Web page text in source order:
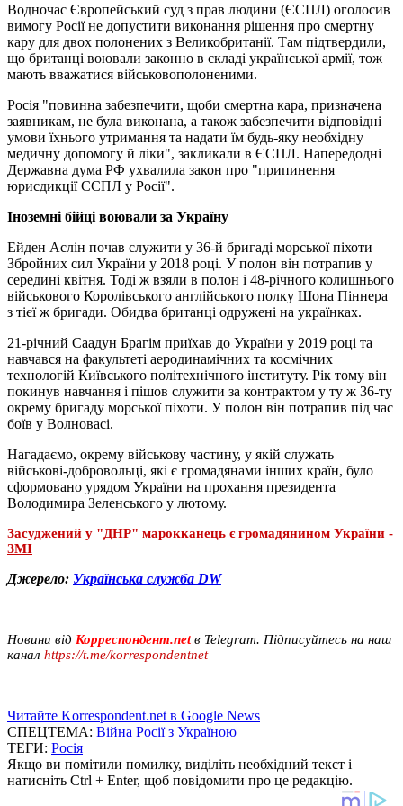
Водночас Європейський суд з прав людини (ЄСПЛ) оголосив
вимогу Росії не допустити виконання рішення про смертну
кару для двох полонених з Великобританії. Там підтвердили,
що британці воювали законно в складі української армії, тож
мають вважатися військовополоненими.
Росія "повинна забезпечити, щоби смертна кара, призначена
заявникам, не була виконана, а також забезпечити відповідні
умови їхнього утримання та надати їм будь-яку необхідну
медичну допомогу й ліки", закликали в ЄСПЛ. Напередодні
Державна дума РФ ухвалила закон про "припинення
юрисдикції ЄСПЛ у Росії".
Іноземні бійці воювали за Україну
Ейден Аслін почав служити у 36-й бригаді морської піхоти
Збройних сил України у 2018 році. У полон він потрапив у
середині квітня. Тоді ж взяли в полон і 48-річного колишнього
військового Королівського англійського полку Шона Піннера
з тієї ж бригади. Обидва британці одружені на українках.
21-річний Саадун Брагім приїхав до України у 2019 році та
навчався на факультеті аеродинамічних та космічних
технологій Київського політехнічного інституту. Рік тому він
покинув навчання і пішов служити за контрактом у ту ж 36-ту
окрему бригаду морської піхоти. У полон він потрапив під час
боїв у Волновасі.
Нагадаємо, окрему військову частину, у якій служать
військові-добровольці, які є громадянами інших країн, було
сформовано урядом України на прохання президента
Володимира Зеленського у лютому.
Засуджений у "ДНР" марокканець є громадянином України -
ЗМІ
Джерело: Українська служба DW
Новини від Корреспондент.netв Telegram. Підписуйтесь на наш
канал https://t.me/korrespondentnet
Читайте Korrespondent.net в Google News
СПЕЦТЕМА: Війна Росії з Україною
ТЕГИ: Росія
Якщо ви помітили помилку, виділіть необхідний текст і
натисніть Ctrl + Enter, щоб повідомити про це редакцію.